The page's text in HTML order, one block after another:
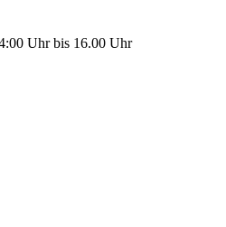
Uhr bis 16.00 Uhr